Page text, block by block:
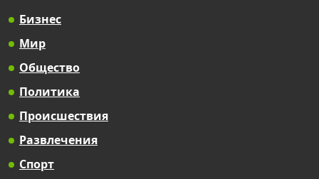
Бизнес
Мир
Общество
Политика
Происшествия
Развлечения
Спорт